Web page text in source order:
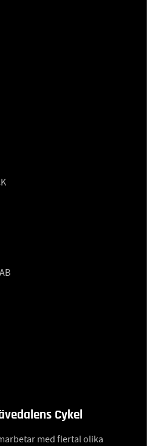
Cykel
med flertal olika